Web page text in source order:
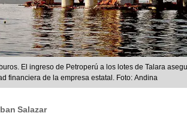
El ingreso de Petroperú a los lotes de Talara
financiera de la empresa estatal. Foto: Andina
Salazar